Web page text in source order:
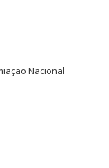
Nacional